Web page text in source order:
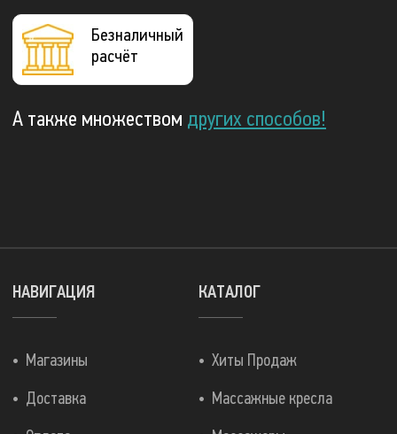
Безналичный
расчёт
А также множеством других способов!
КАТАЛОГ
Хиты Продаж
Массажные кресла
НАВИГАЦИЯ
Магазины
Доставка